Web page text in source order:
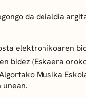
da deialdia
elektronikoaren
bidez (Eskaera
Musika
unean.